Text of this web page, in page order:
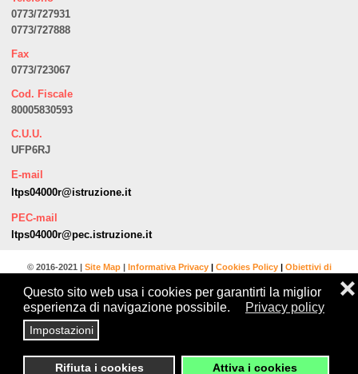
Questo sito web usa i cookies per garantirti la miglior
esperienza di navigazione possibile.
Privacy policy
Impostazioni
Rifiuta i cookies Attiva i cookies
❌
0773/727931
0773/727888
Fax
0773/723067
Cod. Fiscale
80005830593
C.U.U.
UFP6RJ
E-mail
ltps04000r@istruzione.it
PEC-mail
ltps04000r@pec.istruzione.it
© 2016-2021 | Site Map| Informativa Privacy| Cookies Policy| Obiettivi di
Reader